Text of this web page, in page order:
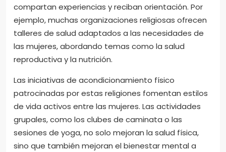
compartan experiencias y reciban orientación. Por
ejemplo, muchas organizaciones religiosas ofrecen
talleres de salud adaptados a las necesidades de
las mujeres, abordando temas como la salud
reproductiva y la nutrición.
Las iniciativas de acondicionamiento físico
patrocinadas por estas religiones fomentan estilos
de vida activos entre las mujeres. Las actividades
grupales, como los clubes de caminata o las
sesiones de yoga, no solo mejoran la salud física,
sino que también mejoran el bienestar mental a